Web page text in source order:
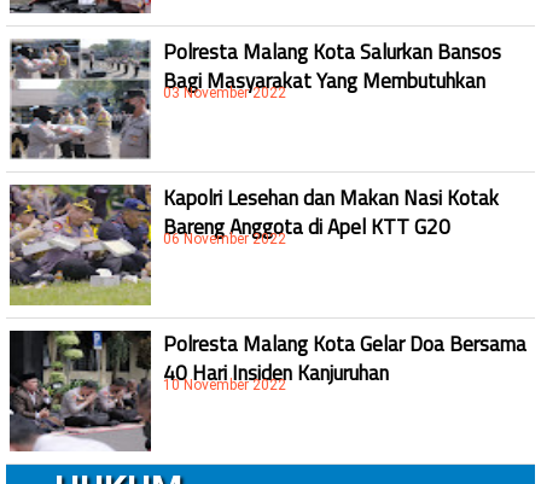
Polresta Malang Kota Salurkan Bansos
Bagi Masyarakat Yang Membutuhkan
03 November 2022
Kapolri Lesehan dan Makan Nasi Kotak
Bareng Anggota di Apel KTT G20
06 November 2022
Polresta Malang Kota Gelar Doa Bersama
40 Hari Insiden Kanjuruhan
10 November 2022